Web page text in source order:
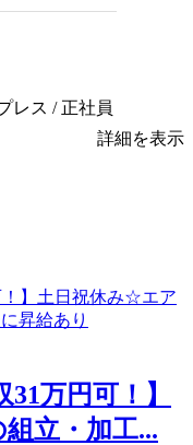
レス / 正社員
詳細を表示
31万円可！】
立・加工...